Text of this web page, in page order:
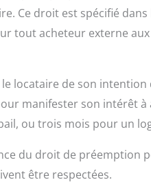
Ce droit est spécifié dans
tout acheteur externe
locataire de son intention
manifester son intérêt
ou trois mois pour un
du droit de préemption
être respectées.